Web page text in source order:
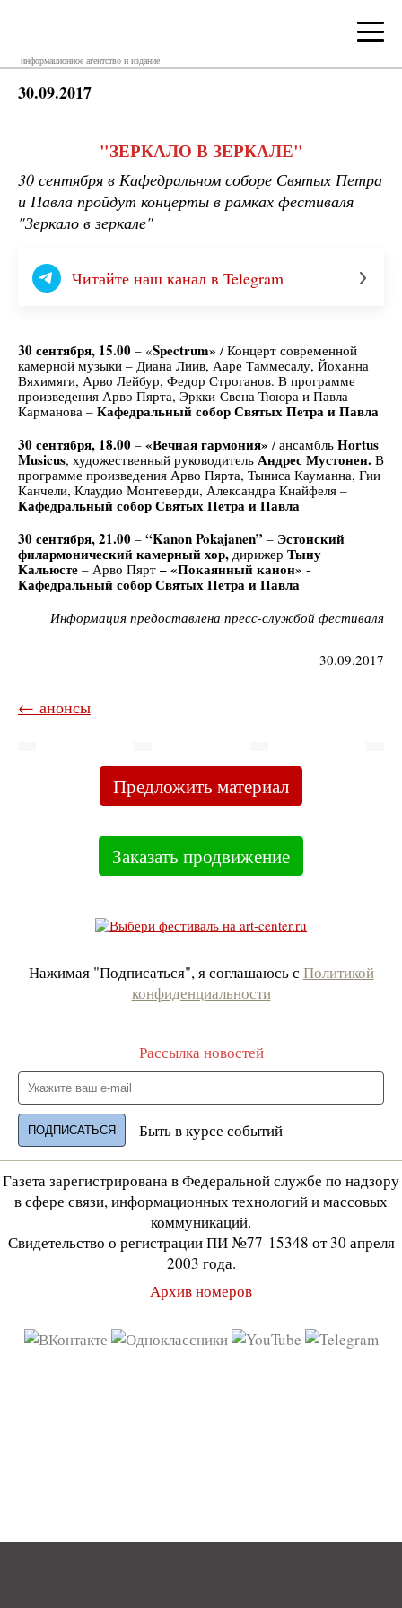
информационное агентство и издание
30.09.2017
"ЗЕРКАЛО В ЗЕРКАЛЕ"
30 сентября в Кафедральном соборе Святых Петра
и Павла пройдут концерты в рамках фестиваля
"Зеркало в зеркале"
Читайте наш канал в Telegram
30 сентября, 15.00 – «Spectrum» / Концерт современной
камерной музыки – Диана Лиив, Ааре Таммесалу, Йоханна
Вяхимяги, Арво Лейбур, Федор Строганов. В программе
произведения Арво Пярта, Эркки-Свена Тююра и Павла
Карманова – Кафедральный собор Святых Петра и Павла
30 сентября, 18.00 – «Вечная гармония» / ансамбль Hortus
Musicus, художественный руководитель Андрес Мустонен. В
программе произведения Арво Пярта, Тыниса Кауманна, Гии
Канчели, Клаудио Монтеверди, Александра Кнайфеля –
Кафедральный собор Святых Петра и Павла
30 сентября, 21.00 – “KanonPokajanen” – Эстонский
филармонический камерный хор, дирижер Тыну
Кальюсте – Арво Пярт – «Покаянный канон» -
Кафедральный собор Святых Петра и Павла
Информация предоставлена пресс-службой фестиваля
30.09.2017
← анонсы
Предложить материал
Заказать продвижение
Нажимая "Подписаться", я соглашаюсь с Политикой
конфиденциальности
Рассылка новостей
Быть в курсе событий
Газета зарегистрирована в Федеральной службе по надзору
в сфере связи, информационных технологий и массовых
коммуникаций.
Свидетельство о регистрации ПИ №77-15348 от 30 апреля
2003 года.
Архив номеров